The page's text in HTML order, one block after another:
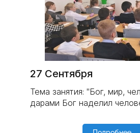
27 Сентября
Тема занятия: "Бог, мир,
дарами Бог наделил